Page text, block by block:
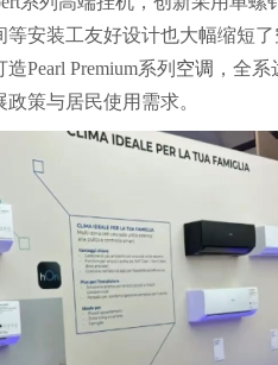
安装工友好设计也大幅缩短了
Pearl Premium系列 空调 ，全
策与居民使用需求。